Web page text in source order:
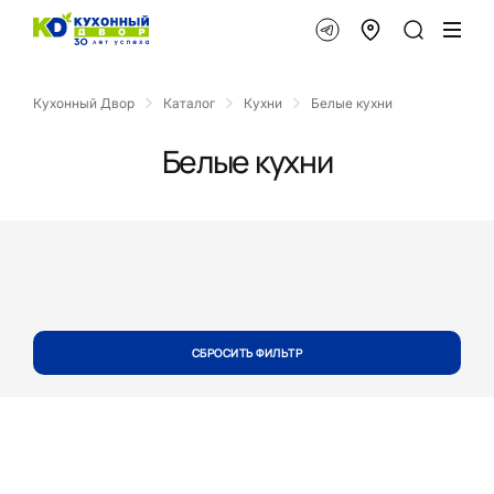
Кухонный Двор Каталог Кухни Белые кухни
Белые кухни
СБРОСИТЬ ФИЛЬТР